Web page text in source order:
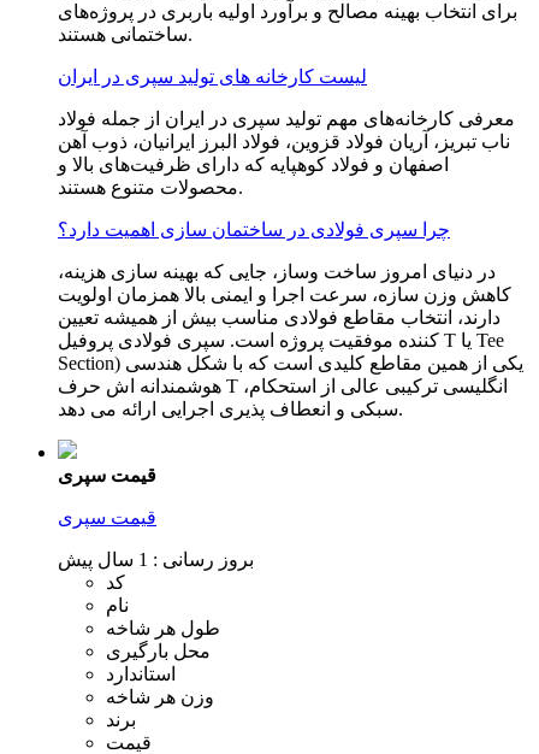
برای انتخاب بهینه مصالح و برآورد اولیه باربری در پروژه‌های
ساختمانی هستند.
لیست کارخانه های تولید سپری در ایران
معرفی کارخانه‌های مهم تولید سپری در ایران از جمله فولاد
ناب تبریز، آریان فولاد قزوین، فولاد البرز ایرانیان، ذوب آهن
اصفهان و فولاد کوهپایه که دارای ظرفیت‌های بالا و
محصولات متنوع هستند.
چرا سپری فولادی در ساختمان سازی اهمیت دارد؟
در دنیای امروز ساخت وساز، جایی که بهینه سازی هزینه،
کاهش وزن سازه، سرعت اجرا و ایمنی بالا همزمان اولویت
دارند، انتخاب مقاطع فولادی مناسب بیش از همیشه تعیین
کننده موفقیت پروژه است. سپری فولادی پروفیل T یا Tee
Section) یکی از همین مقاطع کلیدی است که با شکل هندسی
هوشمندانه اش حرف T انگلیسی ترکیبی عالی از استحکام،
سبکی و انعطاف پذیری اجرایی ارائه می دهد.
قیمت سپری
قیمت سپری
بروز رسانی : 1 سال پیش
کد
نام
طول هر شاخه
محل بارگیری
استاندارد
وزن هر شاخه
برند
قیمت